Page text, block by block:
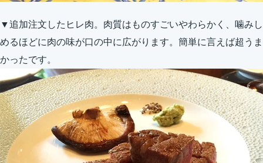
▼追加注文したヒレ肉。肉質はものすごいやわらかく、噛みし
めるほどに肉の味が口の中に広がります。簡単に言えば超うま
かったです。